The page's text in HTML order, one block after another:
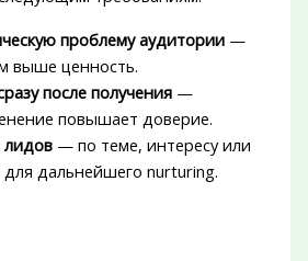
проблему аудитории—
выше ценность.
после получения—
повышает доверие.
лидов— по теме, интересу или
дальнейшего nurturing.